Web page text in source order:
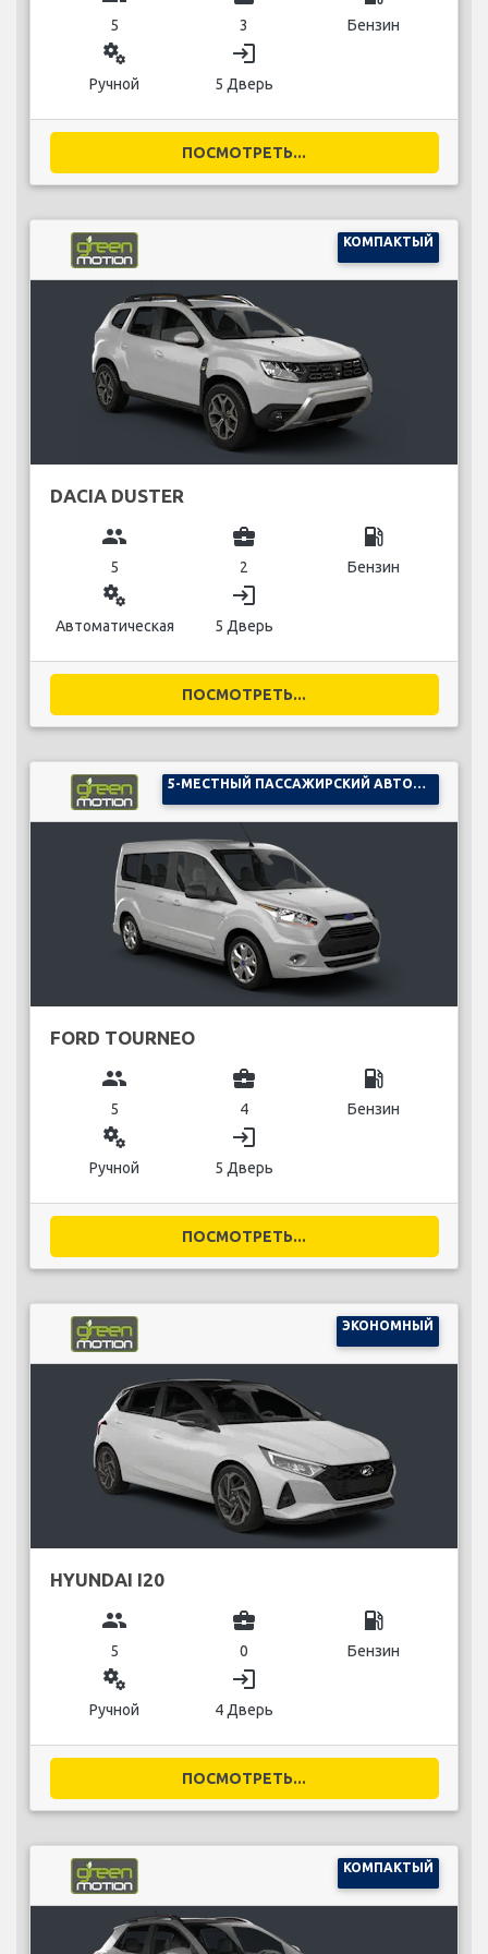
5 3 Бензин
miscellaneous_services
Ручной
login
5 Дверь
ПОСМОТРЕТЬ...
КОМПАКТЫЙ
DACIA DUSTER
group
5
business_center
2
local_gas_station
Бензин
miscellaneous_services
Автоматическая
login
5 Дверь
ПОСМОТРЕТЬ...
FORD TOURNEO
group
5
business_center
4
local_gas_station
Бензин
miscellaneous_services
Ручной
login
5 Дверь
ПОСМОТРЕТЬ...
ЭКОНОМНЫЙ
HYUNDAI I20
group
5
business_center
0
local_gas_station
Бензин
miscellaneous_services
Ручной
login
4 Дверь
ПОСМОТРЕТЬ...
КОМПАКТЫЙ